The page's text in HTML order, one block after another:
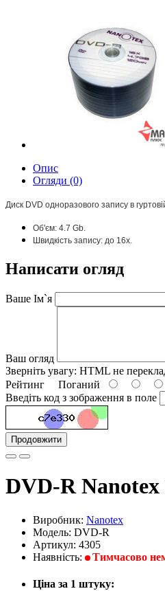
Опис
Огляди (0)
Диск DVD одноразового запису в
Об'єм: 4.7 Gb.
Швидкість запису: до 16х.
Написати огляд
Ваше Ім`я
Ваш огляд
Зверніть увагу: HTML не
Рейтинг Поганий
Введіть код з зображення в поле
Продовжити
DVD-R
Виробник: Nanotex
Модель: DVD-R
Артикул: 4305
Наявність:
Тимчасово
Ціна за 1 штуку: